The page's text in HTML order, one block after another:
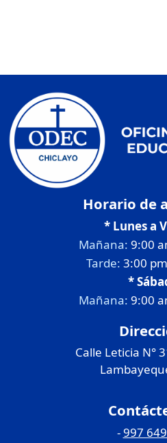
Horario de
* Lunes a
Mañana: 9:00
Tarde: 3:00
*
Mañana: 9:00
Calle Leticia N°
-997